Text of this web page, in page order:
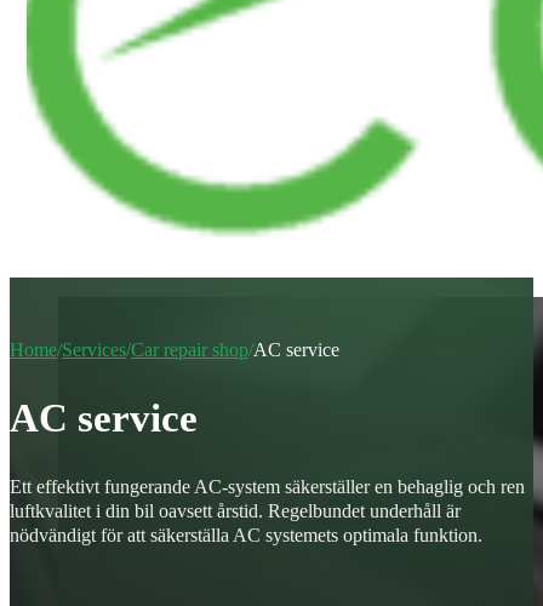
Home/Services/Car repair shop/AC service
AC service
Ett effektivt fungerande AC-system säkerställer en behaglig och ren
luftkvalitet i din bil oavsett årstid. Regelbundet underhåll är
nödvändigt för att säkerställa AC systemets optimala funktion.